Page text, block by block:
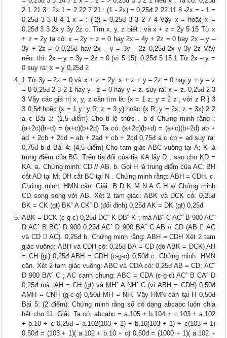
2 1 21 3 : 2x 1 = 2 22 7 21 : (1 - 2x) = 0,25đ 2 22 11 8 -2x = - 1 =
0,25đ 3 3 8 4 1 x = : (-2) = 0,25đ 3 3 2 7 4 Vậy x = hoặc x =
0,25đ 3 3 2x y 3y 2z c. Tìm x, y, z biết : và x + z = 2y 5 15 Từ x
+ z = 2y ta có: x – 2y + z = 0 hay 2x – 4y + 2z = 0 hay 2x – y –
3y + 2z = 0 0,25đ hay 2x – y = 3y – 2z 0,25đ 2x y 3y 2z Vậy
nếu: thì: 2x – y = 3y – 2z = 0 (vì 5 15). 0,25đ 5 15 1 Từ 2x – y =
0 suy ra: x = y 0,25đ 2
1 Từ 3y – 2z = 0 và x + z = 2y. x + z + y – 2z = 0 hay y + y – z
= 0 0,25đ 2 3 2 1 hay y - z = 0 hay y = z. suy ra: x = z. 0,25đ 2 3
3 Vậy các giá trị x, y, z cần tìm là: {x = 1 z; y = 2 z ; với z R } 3
3 0,5đ hoặc {x = 1 y; y R; z = 3 y} hoặc {x R; y = 2x; z = 3x} 2 2
a c Bài 3: (1,5 điểm) Cho tỉ lệ thức . b d Chứng minh rằng :
(a+2c)(b+d) = (a+c)(b+2d) Ta có: (a+2c)(b+d) = (a+c)(b+2d) ab +
ad + 2cb + 2cd = ab + 2ad + cb + 2cd 0,75đ a c cb = ad suy ra:
0,75đ b d Bài 4: (4,5 điểm) Cho tam giác ABC vuông tại A; K là
trung điểm của BC. Trên tia đối của tia KA lấy D , sao cho KD =
KA. a. Chứng minh: CD // AB. b. Gọi H là trung điểm của AC; BH
cắt AD tại M; DH cắt BC tại N . Chứng minh rằng: ABH = CDH. c.
Chứng minh: HMN cân. Giải: B D K M N A C H a/ Chứng minh
CD song song với AB. Xét 2 tam giác: ABK và DCK có: 0,25đ
BK = CK (gt) BKˆ A CKˆ D (đối đỉnh) 0,25đ AK = DK (gt) 0,25đ
ABK = DCK (c-g-c) 0,25đ DCˆ K DBˆ K ; mà ABˆ C ACˆ B 900 ACˆ
D ACˆ B BCˆ D 900 0,25đ ACˆ D 900 BAˆ C AB // CD (AB  AC
và CD  AC). 0,25đ b. Chứng minh rằng: ABH = CDH Xét 2 tam
giác vuông: ABH và CDH có: 0,25đ BA = CD (do ABK = DCK) AH
= CH (gt) 0,25đ ABH = CDH (c-g-c) 0,50đ c. Chứng minh: HMN
cân. Xét 2 tam giác vuông: ABC và CDA có: 0,25đ AB = CD; ACˆ
D 900 BAˆ C ; AC cạnh chung: ABC = CDA (c-g-c) ACˆ B CAˆ D
0,25đ mà: AH = CH (gt) và MHˆ A NHˆ C (vì ABH = CDH) 0,50đ
AMH = CNH (g-c-g) 0,50đ MH = NH. Vậy HMN cân tại H 0,50đ
Bài 5: (2 điểm): Chứng minh rằng số có dạng abcabc luôn chia
hết cho 11. Giải: Ta có: abcabc = a.105 + b.104 + c.103 + a.102
+ b.10 + c 0,25đ = a.102(103 + 1) + b.10(103 + 1) + c(103 + 1)
0,50đ = (103 + 1)( a.102 + b.10 + c) 0,50đ = (1000 + 1)( a.102 +